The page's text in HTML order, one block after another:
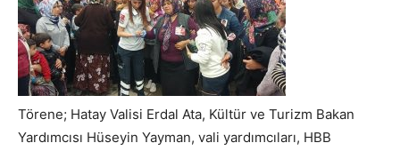
Törene; Hatay Valisi Erdal Ata, Kültür ve Turizm Bakan
Yardımcısı Hüseyin Yayman, vali yardımcıları, HBB